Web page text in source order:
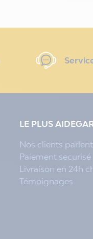
LE PLUS
Nos clients
Paiement securisé
Livraison en 24h
Témoignages